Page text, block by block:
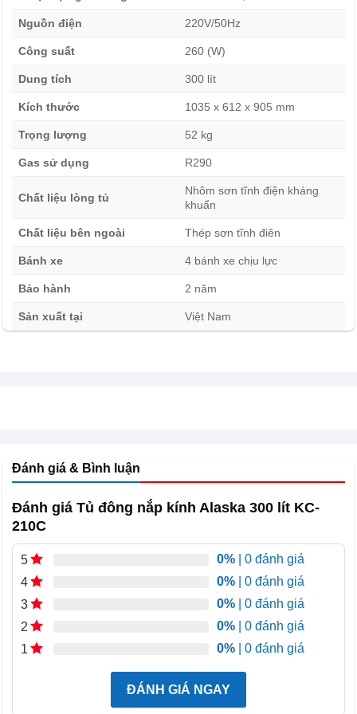
lan tỏa đều khắp khoang chứa.
Nắp kính lùa tiện dụng, dễ thao tác
Tủ sử dụng thiết kế nắp kính cong dạng lùa giúp người
nhìn rõ ràng trong mọi điều kiện nhiệt độ.
bỉ, an toàn cho người dùng
Phần thân của Tủ đông nắp kính Alaska 300 lít KC-210C
được làm bằng thép sơn tĩnh điện, giúp tăng độ bền,
tính thẩm mỹ cao vừa giúp tủ giữ được độ mới trong thời
Nguồn điện 220V/50Hz
Công suất 260 (W)
Dung tích 300 lít
Kích thước 1035 x 612 x 905 mm
Trọng lượng 52 kg
Gas sử dụng R290
Chất liệu lòng tủ
Nhôm sơn tĩnh điện kháng
khuẩn
Chất liệu bên ngoài Thép sơn tĩnh điên
Bánh xe 4 bánh xe chịu lực
Bảo hành 2 năm
Sản xuất tại Việt Nam
Đánh giá & Bình luận
Đánh giá Tủ đông nắp kính Alaska 300 lít KC-
210C
5 0% | 0 đánh giá
4
0% | 0 đánh giá
3
0% | 0 đánh giá
2
0% | 0 đánh giá
1
0% | 0 đánh giá
ĐÁNH GIÁ NGAY